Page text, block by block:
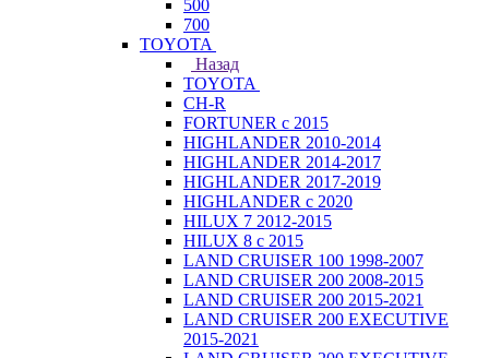
500
700
TOYOTA
Назад
TOYOTA
CH-R
FORTUNER с 2015
HIGHLANDER 2010-2014
HIGHLANDER 2014-2017
HIGHLANDER 2017-2019
HIGHLANDER с 2020
HILUX 7 2012-2015
HILUX 8 с 2015
LAND CRUISER 100 1998-2007
LAND CRUISER 200 2008-2015
LAND CRUISER 200 2015-2021
LAND CRUISER 200 EXECUTIVE
2015-2021